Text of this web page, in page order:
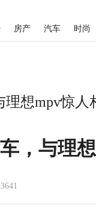
房产 汽车 时尚
想mpv惊
，与理